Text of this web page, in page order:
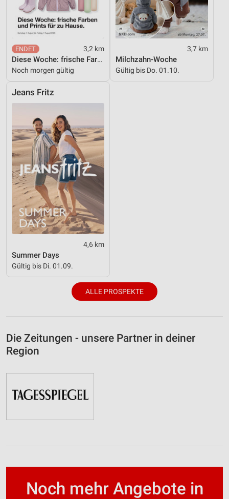
3,2 km
Diese Woche: frische Farben und Prints für zu Hause.
Noch morgen gültig
3,7 km
Milchzahn-Woche
Gültig bis Do. 01.10.
Jeans Fritz
4,6 km
Summer Days
Gültig bis Di. 01.09.
ALLE PROSPEKTE
Die Zeitungen - unsere Partner in deiner
Region
Noch mehr Angebote in